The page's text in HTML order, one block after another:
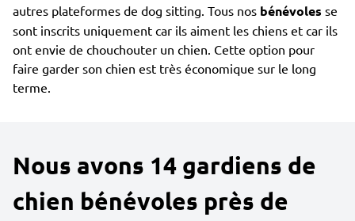
autres plateformes de dog sitting. Tous nos bénévoles se
sont inscrits uniquement car ils aiment les chiens et car ils
ont envie de chouchouter un chien. Cette option pour
faire garder son chien est très économique sur le long
terme.
Nous avons 14 gardiens de
chien bénévoles près de